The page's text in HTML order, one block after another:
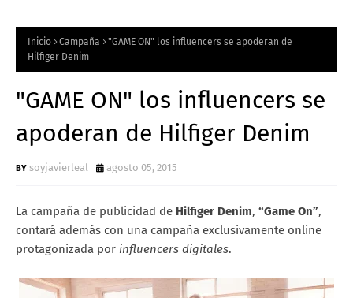
Inicio Campaña
"GAME ON" los influencers se apoderan de
Hilfiger Denim
"GAME ON" los influencers se
apoderan de Hilfiger Denim
soyjavierleal agosto 05, 2015
La campaña de publicidad de Hilfiger Denim, “Game On”,
contará además con una campaña exclusivamente online
protagonizada por influencers digitales.